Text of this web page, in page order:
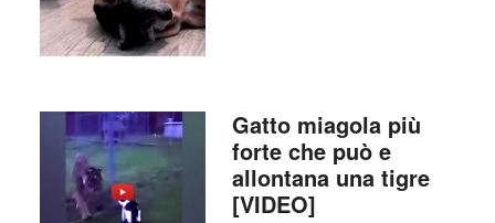
Gatto miagola più
forte che può e
allontana una tigre
[VIDEO]